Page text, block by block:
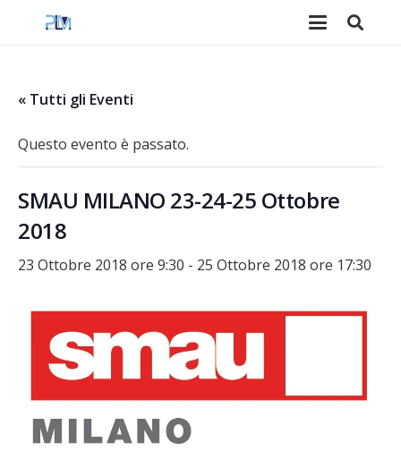
« Tutti gli Eventi
Questo evento è passato.
SMAU MILANO 23-24-25 Ottobre
2018
23 Ottobre 2018 ore 9:30 - 25 Ottobre 2018 ore 17:30